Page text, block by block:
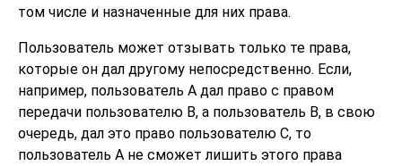
том числе и назначенные для них права.
Пользователь может отзывать только те права,
которые он дал другому непосредственно. Если,
например, пользователь A дал право с правом
передачи пользователю B, а пользователь B, в свою
очередь, дал это право пользователю C, то
пользователь A не сможет лишить этого права